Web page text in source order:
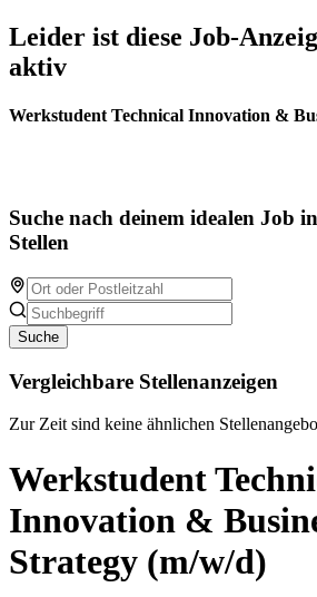
Leider ist diese Job-
aktiv
Werkstudent Technical Innovation &
Suche nach deinem idealen Job
Stellen
Suche
Vergleichbare Stellenanzeigen
Zur Zeit sind keine ähnlichen
Werkstudent
Innovation &
Strategy (m/w/d)